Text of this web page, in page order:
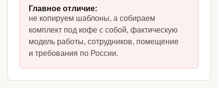
Главное отличие:
не копируем шаблоны, а собираем
комплект под кофе с собой, фактическую
модель работы, сотрудников, помещение
и требования по России.